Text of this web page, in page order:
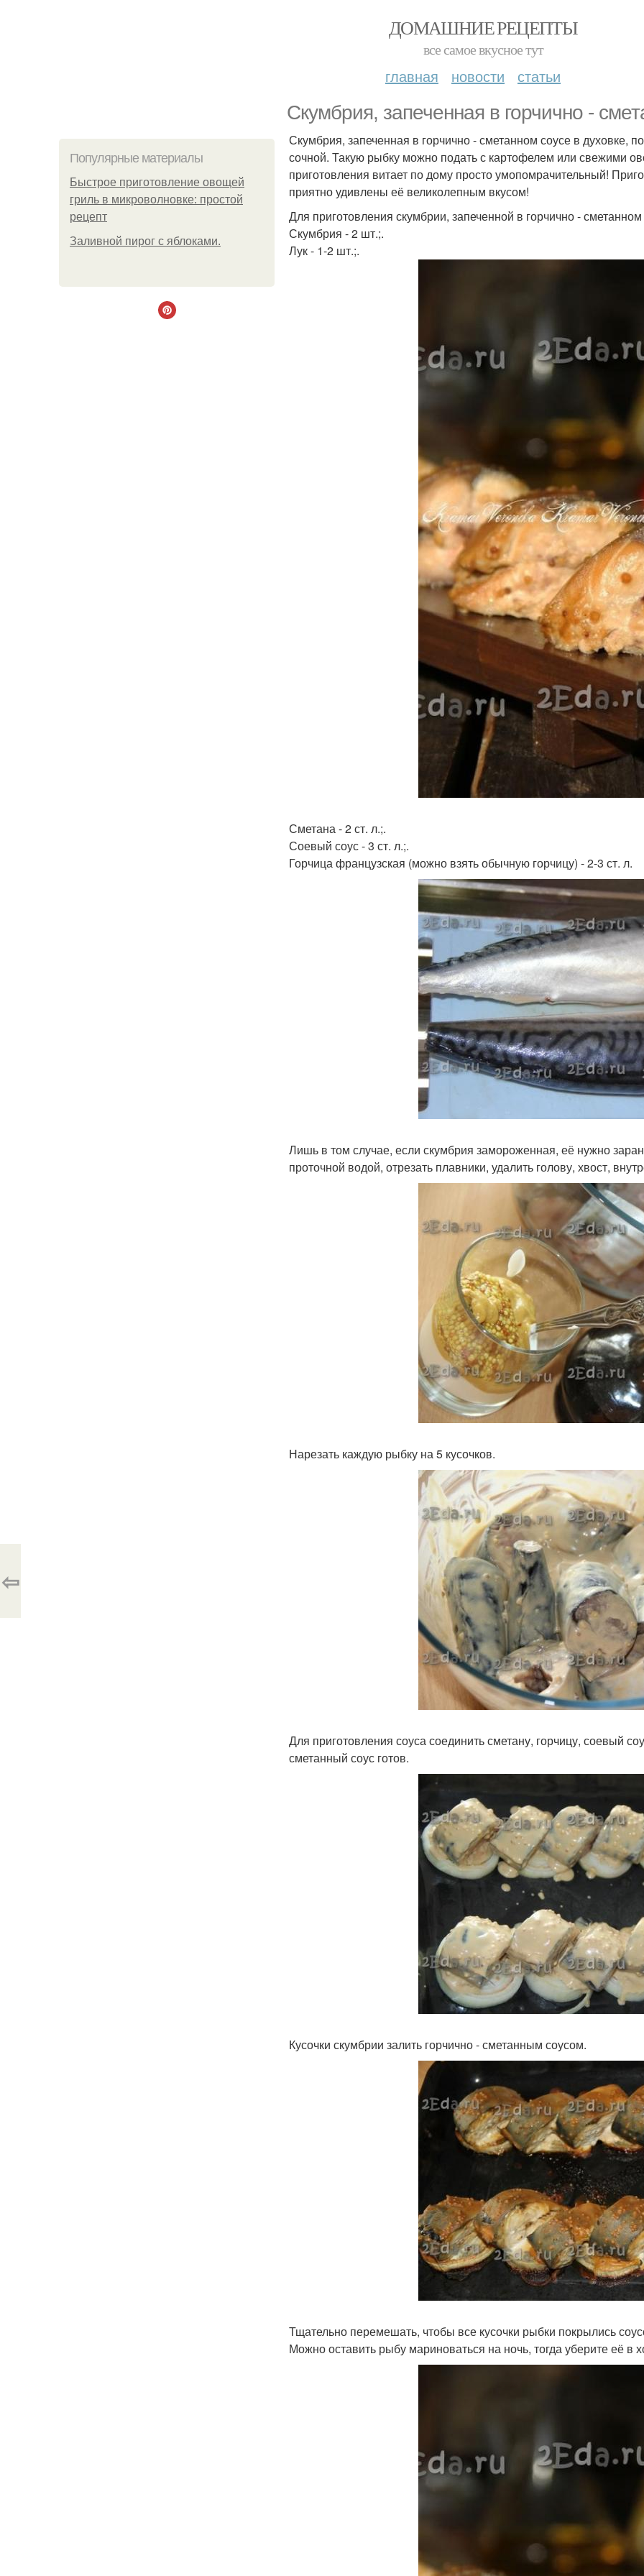
ДОМАШНИЕ РЕЦЕПТЫ
все самое вкусное тут
главная новости статьи
Скумбрия, запеченная в горчично -
Популярные материалы
Быстрое приготовление овощей
гриль в микроволновке: простой
рецепт
Заливной пирог с яблоками.
Скумбрия, запеченная в горчично - сметанном соусе в духовке,
сочной. Такую рыбку можно подать с картофелем или свежими
приготовления витает по дому просто умопомрачительный!
приятно удивлены её великолепным вкусом!
Для приготовления скумбрии, запеченной в горчично -
Скумбрия - 2 шт.;.
Лук - 1-2 шт.;.
Сметана - 2 ст. л.;.
Соевый соус - 3 ст. л.;.
Горчица французская (можно взять обычную горчицу) - 2-3 ст. л.
Лишь в том случае, если скумбрия замороженная, её нужно
проточной водой, отрезать плавники, удалить голову, хвост,
Нарезать каждую рыбку на 5 кусочков.
Для приготовления соуса соединить сметану, горчицу, соевый
сметанный соус готов.
Кусочки скумбрии залить горчично - сметанным соусом.
Тщательно перемешать, чтобы все кусочки рыбки покрылись
Можно оставить рыбу мариноваться на ночь, тогда уберите её в
⇦